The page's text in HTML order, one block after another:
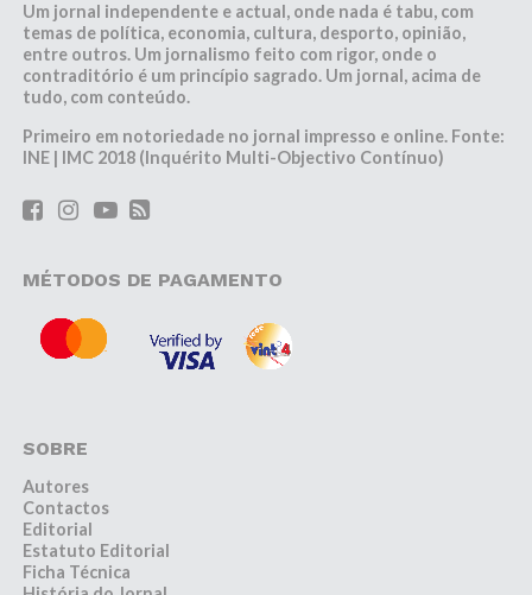
Um jornal independente e actual, onde nada é tabu, com
temas de política, economia, cultura, desporto, opinião,
entre outros. Um jornalismo feito com rigor, onde o
contraditório é um princípio sagrado. Um jornal, acima de
tudo, com conteúdo.
Primeiro em notoriedade no jornal impresso e online. Fonte:
INE | IMC 2018 (Inquérito Multi-Objectivo Contínuo)
MÉTODOS DE PAGAMENTO
SOBRE
Autores
Contactos
Editorial
Estatuto Editorial
Ficha Técnica